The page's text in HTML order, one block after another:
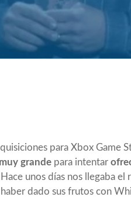
para Xbox Game
grande para intentar
Hace unos días nos llegaba el
dado sus frutos con